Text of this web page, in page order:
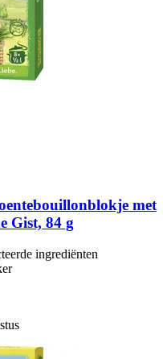
met
Gist, 84 g
ingrediënten